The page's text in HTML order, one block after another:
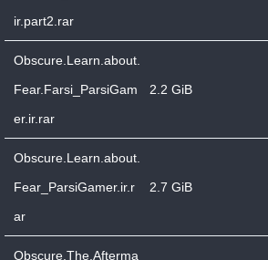
ir.part2.rar
Obscure.Learn.about.
Fear.Farsi_ParsiGam
er.ir.rar
2.2 GiB
Obscure.Learn.about.
Fear_ParsiGamer.ir.r
ar
2.7 GiB
Obscure.The.Afterma